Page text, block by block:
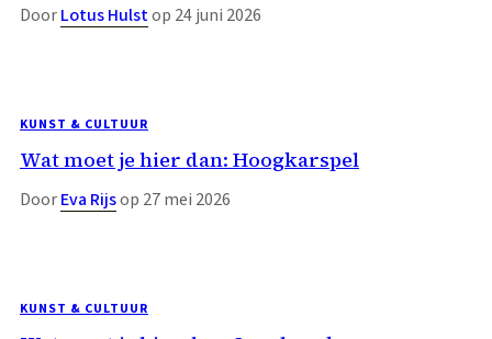
DoorLotus Hulstop 24 juni 2026
KUNST & CULTUUR
Wat moet je hier dan: Hoogkarspel
DoorEva Rijsop 27 mei 2026
KUNST & CULTUUR